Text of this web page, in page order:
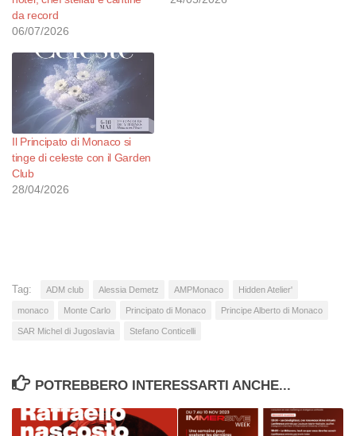
da record
06/07/2026
Il Principato di Monaco si
tinge di celeste con il Garden
Club
28/04/2026
Tag: ADM club Alessia Demetz AMPMonaco Hidden Atelier'
monaco Monte Carlo Principato di Monaco Principe Alberto di Monaco
SAR Michel di Jugoslavia Stefano Conticelli
POTREBBERO INTERESSARTI ANCHE...